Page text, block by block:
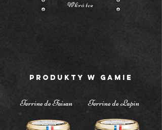
Terrine de Faisan Terrine de Lapin
PRODUKTY W GAMIE
Wkrótce